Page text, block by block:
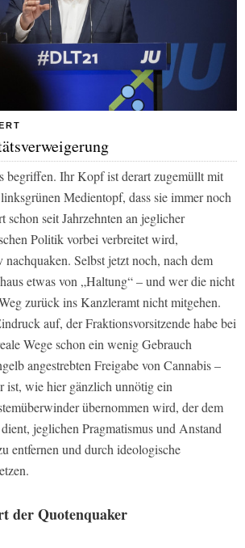
begriffen. Ihr Kopf ist derart zugemüllt mit
Medientopf, dass sie immer noch
schon seit Jahrzehnten an jeglicher
Politik vorbei verbreitet wird,
nachquaken. Selbst jetzt noch, nach dem
etwas von „Haltung“ – und wer die nicht
zurück ins Kanzleramt nicht mitgehen.
auf, der Fraktionsvorsitzende habe bei
Wege schon ein wenig Gebrauch
angestrebten Freigabe von Cannabis –
ist, wie hier gänzlich unnötig ein
übernommen wird, der dem
jeglichen Pragmatismus und Anstand
entfernen und durch ideologische
der Quotenquaker